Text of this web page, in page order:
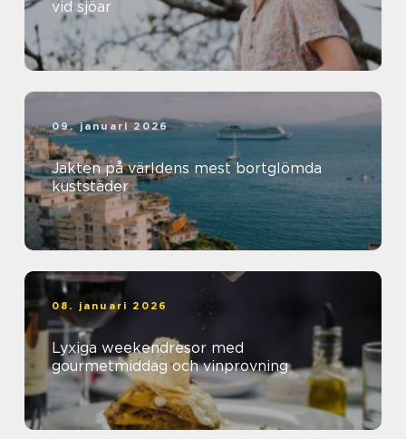
vid sjöar
09. januari 2026
Jakten på världens mest bortglömda
kuststäder
08. januari 2026
Lyxiga weekendresor med
gourmetmiddag och vinprovning